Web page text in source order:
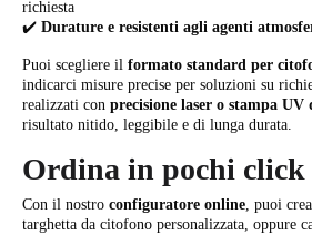
richiesta
✔️ Durature e resistenti agli agenti
Puoi scegliere il formato standard per
indicarci misure precise per soluzioni su
realizzati con precisione laser o stampa
risultato nitido, leggibile e di lunga durata.
Ordina in pochi click
Con il nostro configuratore online, puoi
targhetta da citofono personalizzata, oppure